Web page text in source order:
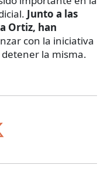
Junto a las
Ortiz, han
con la iniciativa
detener la misma.